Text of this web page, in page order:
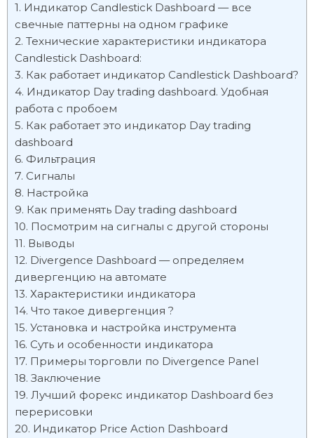
Индикатор Candlestick Dashboard — все
свечные паттерны на одном графике
Технические характеристики индикатора
Candlestick Dashboard:
Как работает индикатор Candlestick Dashboard?
Индикатор Day trading dashboard. Удобная
работа с пробоем
Как работает это индикатор Day trading
dashboard
Фильтрация
Сигналы
Настройка
Как применять Day trading dashboard
Посмотрим на сигналы с другой стороны
Выводы
Divergence Dashboard — определяем
дивергенцию на автомате
Характеристики индикатора
Что такое дивергенция ?
Установка и настройка инструмента
Суть и особенности индикатора
Примеры торговли по Divergence Panel
Заключение
Лучший форекс индикатор Dashboard без
перерисовки
Индикатор Price Action Dashboard